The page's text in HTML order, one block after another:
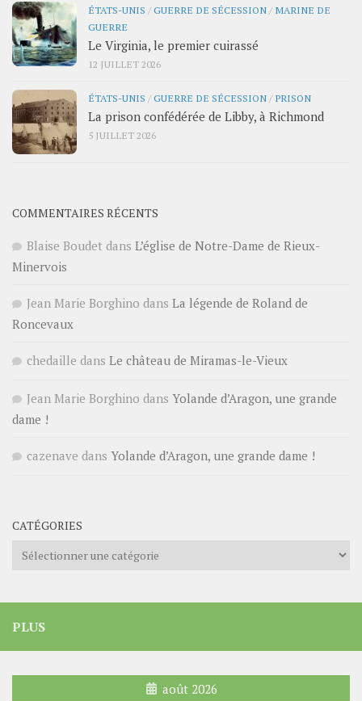
ÉTATS-UNIS /GUERRE DE SÉCESSION/ MARINE DE
GUERRE
Le Virginia, le premier cuirassé
12 JUILLET 2026
ÉTATS-UNIS /GUERRE DE SÉCESSION/ PRISON
La prison confédérée de Libby, à Richmond
5 JUILLET 2026
COMMENTAIRES RÉCENTS
Blaise Boudet dans L’église de Notre-Dame de Rieux-
Minervois
Jean Marie Borghino dans La légende de Roland de
Roncevaux
chedaille dans Le château de Miramas-le-Vieux
Jean Marie Borghino dans Yolande d’Aragon, une grande
dame !
cazenave dans Yolande d’Aragon, une grande dame !
CATÉGORIES
Catégories
PLUS
août 2026